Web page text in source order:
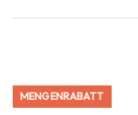
MENGENRABATT